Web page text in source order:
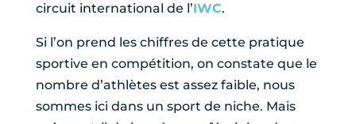
circuit international de l’IWC.
Si l’on prend les chiffres de cette pratique
sportive en compétition, on constate que le
nombre d’athlètes est assez faible, nous
sommes ici dans un sport de niche. Mais